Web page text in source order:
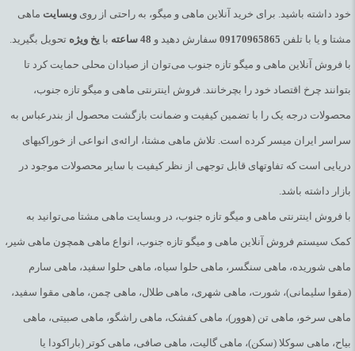
خود داشته باشید. برای خرید آنلاین ماهی و میگو، به راحتی از روی وبسایت ماهی
مشتا و یا با تلفن 09170965865 سفارش دهید و 48 ساعته با یخ ویژه تحویل بگیرید.
با فروش آنلاین ماهی و میگو تازه جنوب می‌توان از صیادان محلی حمایت کرد تا
بتوانند چرخ اقتصاد خود را بچرخانند. فروش اینترنتی ماهی و میگو تازه جنوب،
محصولات درجه یک را با تضمین کیفیت و ضمانت بازگشت محصول از بندرعباس به
سراسر ایران میسر کرده است. تلاش ماهی مشتا، ارائه‌ی انواعی از خوراکیهای
دریایی است که تفاوتهای قابل توجهی از نظر کیفیت با سایر محصولات موجود در
بازار داشته باشد.
با فروش اینترنتی ماهی و میگو تازه جنوب، در وبسایت ماهی مشتا می‌توانید به
کمک سیستم فروش آنلاین ماهی و میگو تازه جنوب، انواع ماهی همچون ماهی شیر،
ماهی شوریده، ماهی سنگسر، ماهی حلوا سیاه، ماهی حلوا سفید، ماهی سارم
(مقوا سلیمانی)، شورت، ماهی شهری، ماهی طلال، ماهی چمن، ماهی مقوا سفید،
ماهی سرخو، ماهی تن (هوور)، ماهی کفشک، ماهی راشگو، ماهی صبیتی، ماهی
بیاح، ماهی سوکلا (سکن)، ماهی گالیت، ماهی صافی، ماهی کوتر (باراکودا یا